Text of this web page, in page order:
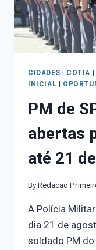
CIDADES COTIA
INICIAL
PM de
abertas
até 21
ByRedacao
A Polícia
dia 21 de
soldado PM